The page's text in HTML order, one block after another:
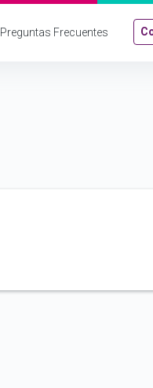
Preguntas Frecuentes